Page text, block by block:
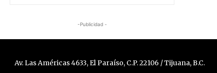
-Publicidad -
Av. Las Américas 4633, El Paraíso, C.P. 22106 / Tijuana, B.C.